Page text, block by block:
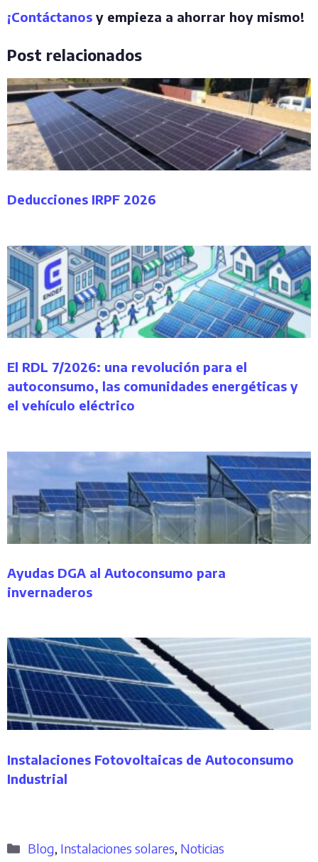
¡Contáctanos y empieza a ahorrar hoy mismo!
Post relacionados
Deducciones IRPF 2026
El RDL 7/2026: una revolución para el
autoconsumo, las comunidades energéticas y
el vehículo eléctrico
Ayudas DGA al Autoconsumo para
invernaderos
Instalaciones Fotovoltaicas de Autoconsumo
Industrial
Categorías
Blog, Instalaciones solares, Noticias